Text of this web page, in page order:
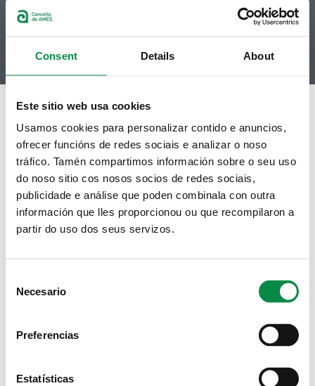
Consent Details About
Este sitio web usa cookies
Usamos cookies para personalizar contido e anuncios,
ofrecer funcións de redes sociais e analizar o noso
tráfico. Tamén compartimos información sobre o seu uso
do noso sitio cos nosos socios de redes sociais,
publicidade e análise que poden combinala con outra
información que lles proporcionou ou que recompilaron a
partir do uso dos seus servizos.
Selection
Necesario
Preferencias
Estatísticas
Youtube